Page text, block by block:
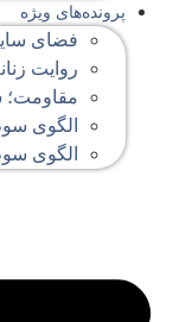
پرونده‌های ویژه
فضای
روایت
مقاومت؛
الگوی
الگوی